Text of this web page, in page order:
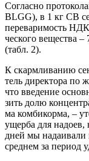
Соглас­но
BLGG), в 1 кг СВ
пере­ва­ри­мость
че­ско­го веще­ства
(табл. 2).
К скарм­ли­ва­нию
тель дирек­то­ра по
что вве­де­ние
зить долю
ма ком­би­кор­ма, –
ущер­ба для
дней мы нада­и­ва­ли
сред­нем за пери­од